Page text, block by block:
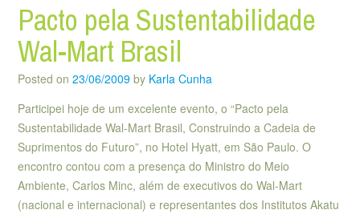
Pacto pela Sustentabilidade
Wal-Mart Brasil
Posted on 23/06/2009 by Karla Cunha
Participei hoje de um excelente evento, o “Pacto pela
Sustentabilidade Wal-Mart Brasil, Construindo a Cadeia de
Suprimentos do Futuro”, no Hotel Hyatt, em São Paulo. O
encontro contou com a presença do Ministro do Meio
Ambiente, Carlos Minc, além de executivos do Wal-Mart
(nacional e internacional) e representantes dos Institutos Akatu